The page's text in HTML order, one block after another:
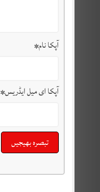
آپکا نام*
آپکا ای میل ایڈریس*